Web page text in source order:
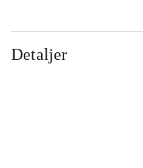
Detaljer